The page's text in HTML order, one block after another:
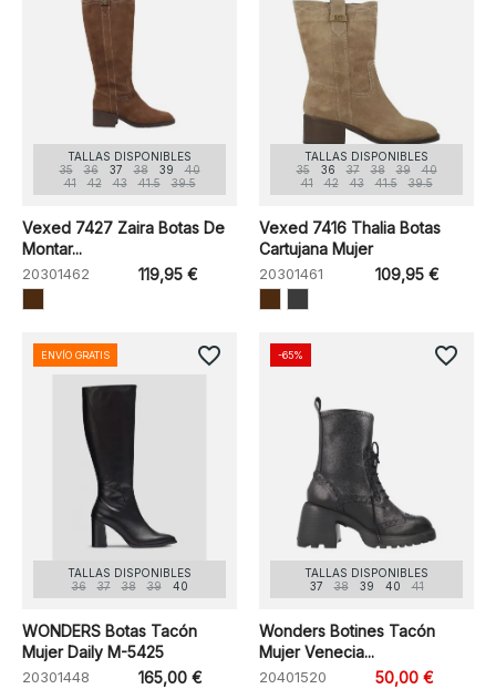
TALLAS DISPONIBLES
35
36 37 38 39
40
41
42 43 41.5 39.5
Vexed 7427 Zaira Botas De
Montar...
20301462 119,95 €
TALLAS DISPONIBLES
35
36 37 38 39
40
41
42 43 41.5 39.5
Vexed 7416 Thalia Botas
Cartujana Mujer
20301461 109,95 €
TALLAS DISPONIBLES
36
37 38 39 40
WONDERS Botas Tacón
Mujer Daily M-5425
20301448 165,00 €
ENVÍO GRATIS favorite_border
TALLAS DISPONIBLES
37
38 39 40 41
Wonders Botines Tacón
Mujer Venecia...
20401520
50,00 €
-65% favorite_border